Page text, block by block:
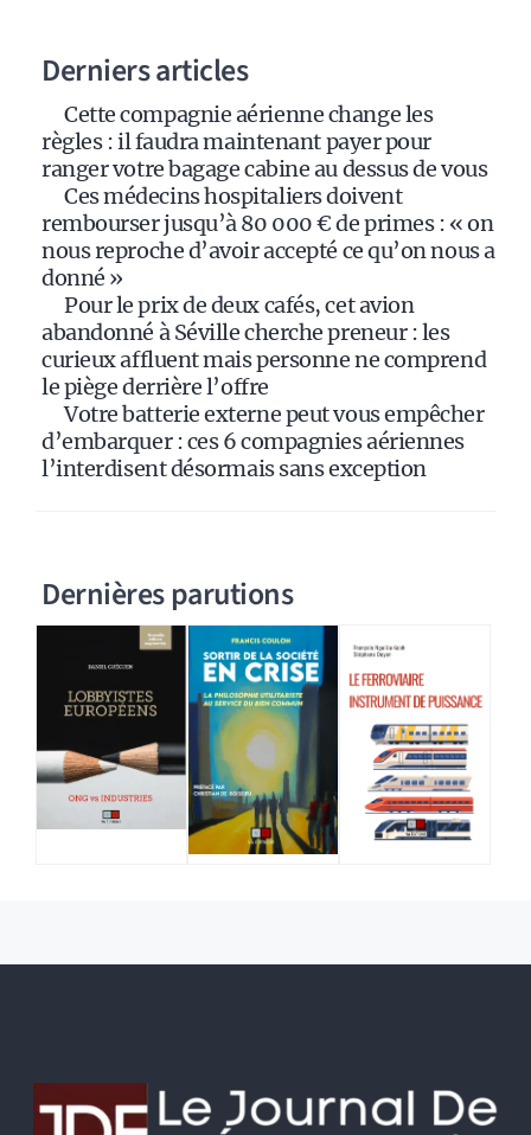
Derniers articles
Cette compagnie aérienne change les
règles : il faudra maintenant payer pour
ranger votre bagage cabine au dessus de vous
Ces médecins hospitaliers doivent
rembourser jusqu’à 80 000 € de primes : « on
nous reproche d’avoir accepté ce qu’on nous a
donné »
Pour le prix de deux cafés, cet avion
abandonné à Séville cherche preneur : les
curieux affluent mais personne ne comprend
le piège derrière l’offre
Votre batterie externe peut vous empêcher
d’embarquer : ces 6 compagnies aériennes
l’interdisent désormais sans exception
Dernières parutions